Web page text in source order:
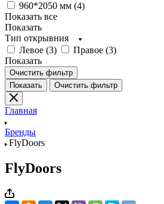
960*2050 мм (4)
Показать все
Показать
Тип открывния
Левое (3) Правое (3)
Показать
Очистить фильтр
Показать
Очистить фильтр
Главная
Бренды
FlyDoors
FlyDoors